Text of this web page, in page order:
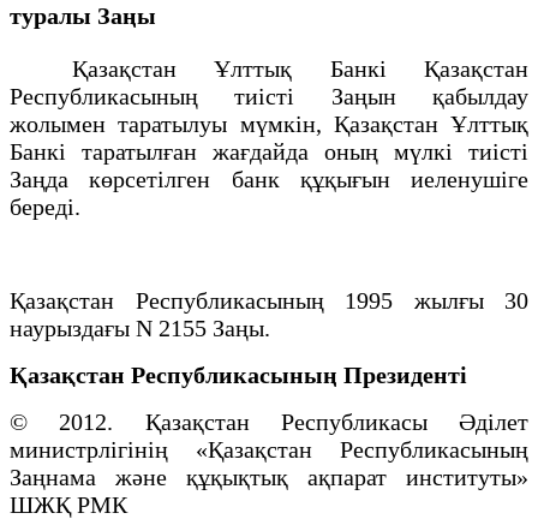
туралы Заңы
Қазақстан Ұлттық Банкi Қазақстан
Республикасының тиiстi Заңын қабылдау
жолымен таратылуы мүмкiн, Қазақстан Ұлттық
Банкi таратылған жағдайда оның мүлкi тиiстi
Заңда көрсетiлген банк құқығын иеленушiге
бередi.
Қазақстан Республикасының 1995 жылғы 30
наурыздағы N 2155 Заңы.
Қазақстан Республикасының Президенті
© 2012. Қазақстан Республикасы Әділет
министрлігінің «Қазақстан Республикасының
Заңнама және құқықтық ақпарат институты»
ШЖҚ РМК